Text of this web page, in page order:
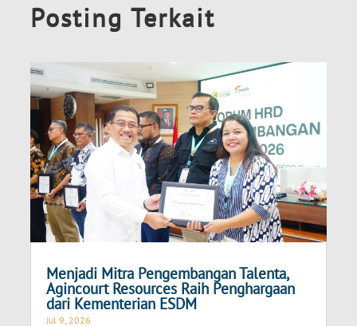
Posting Terkait
Menjadi Mitra Pengembangan Talenta,
Agincourt Resources Raih Penghargaan
dari Kementerian ESDM
Jul 9, 2026